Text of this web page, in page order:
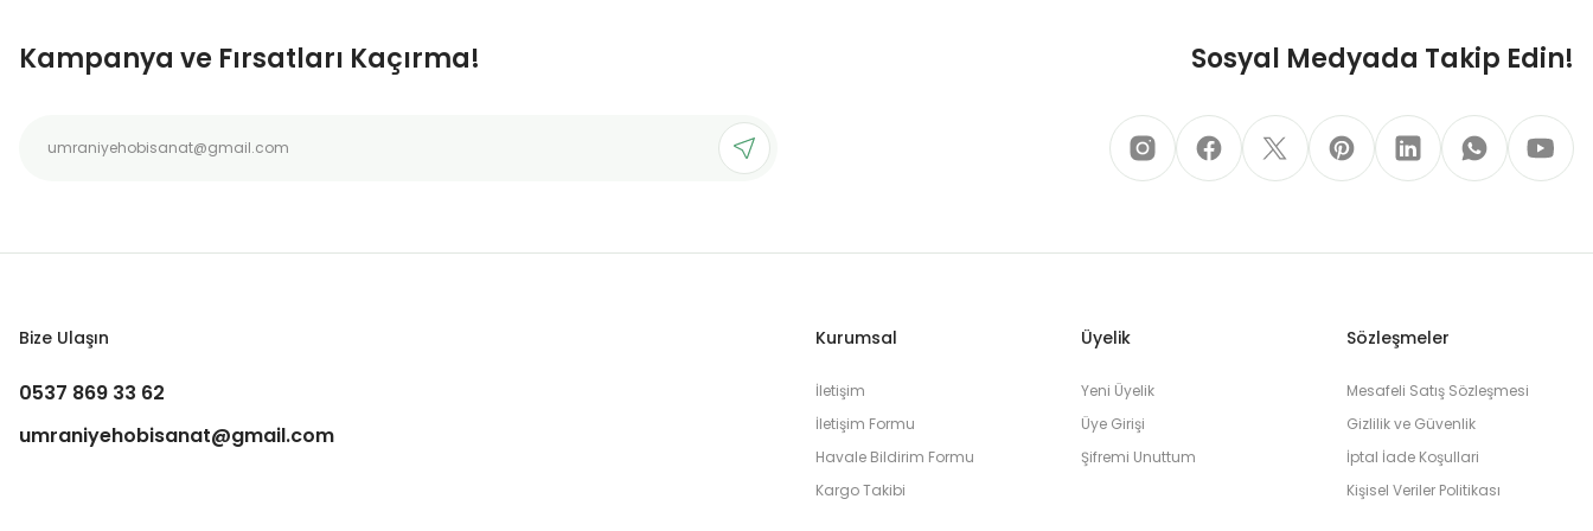
Ürün fiyatı diğer sitelerden daha pahalı.
Kampanya ve Fırsatları Kaçırma! Sosyal Medyada Takip Edin!
Bize Ulaşın
0537 869 33 62
umraniyehobisanat@gmail.com
Kurumsal
İletişim
İletişim Formu
Havale Bildirim Formu
Kargo Takibi
Üyelik
Yeni Üyelik
Üye Girişi
Şifremi Unuttum
Sözleşmeler
Mesafeli Satış Sözleşmesi
Gizlilik ve Güvenlik
İptal İade Koşullari
Kişisel Veriler Politikası